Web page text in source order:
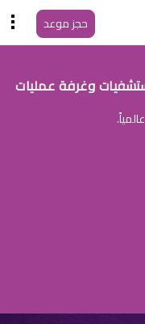
حجز موعد
وغرفة عمليات